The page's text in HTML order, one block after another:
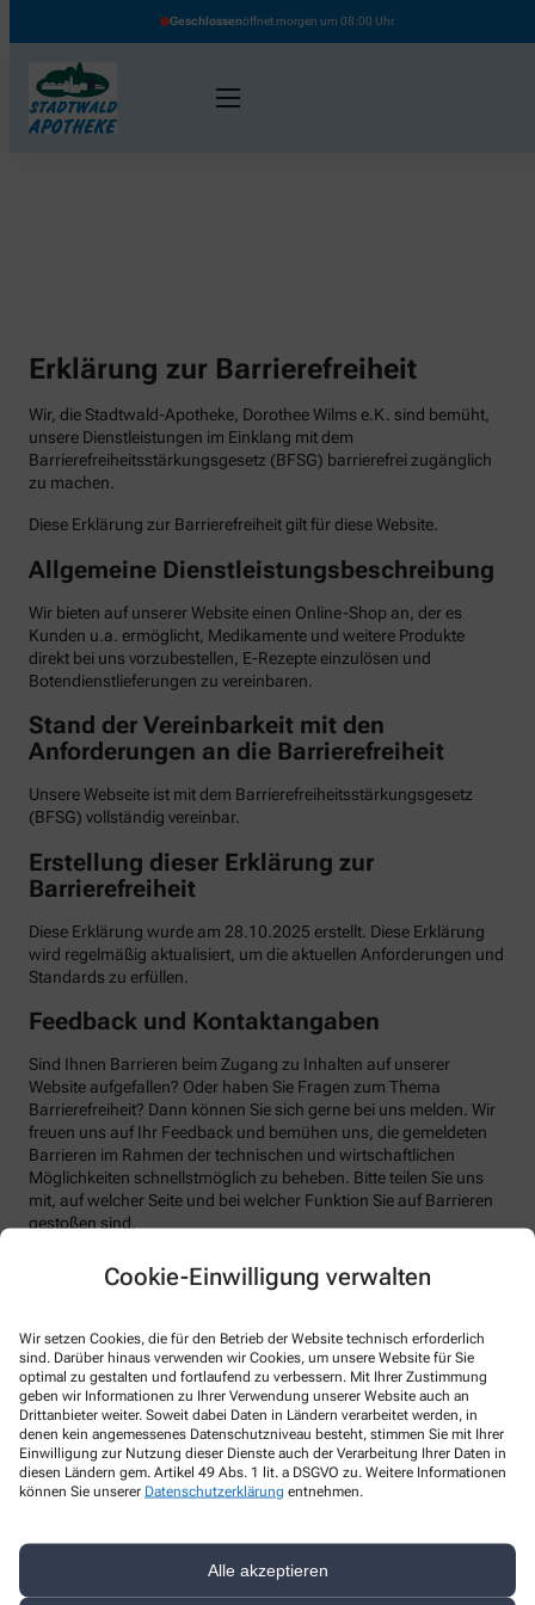
Cookie-Einwilligung verwalten
Wir setzen Cookies, die für den Betrieb der Website technisch erforderlich
sind. Darüber hinaus verwenden wir Cookies, um unsere Website für Sie
optimal zu gestalten und fortlaufend zu verbessern. Mit Ihrer Zustimmung
geben wir Informationen zu Ihrer Verwendung unserer Website auch an
Drittanbieter weiter. Soweit dabei Daten in Ländern verarbeitet werden, in
denen kein angemessenes Datenschutzniveau besteht, stimmen Sie mit Ihrer
Einwilligung zur Nutzung dieser Dienste auch der Verarbeitung Ihrer Daten in
diesen Ländern gem. Artikel 49 Abs. 1 lit. a DSGVO zu. Weitere Informationen
können Sie unserer Datenschutzerklärung entnehmen.
Alle akzeptieren
Geschlossenöffnet morgen um 08:00 Uhr
Erklärung zur Barrierefreiheit
Wir, die Stadtwald-Apotheke, Dorothee Wilms e.K. sind bemüht,
unsere Dienstleistungen im Einklang mit dem
Barrierefreiheitsstärkungsgesetz (BFSG) barrierefrei zugänglich
zu machen.
Diese Erklärung zur Barrierefreiheit gilt für diese Website.
Allgemeine Dienstleistungsbeschreibung
Wir bieten auf unserer Website einen Online-Shop an, der es
Kunden u.a. ermöglicht, Medikamente und weitere Produkte
direkt bei uns vorzubestellen, E-Rezepte einzulösen und
Botendienstlieferungen zu vereinbaren.
Stand der Vereinbarkeit mit den
Anforderungen an die Barrierefreiheit
Unsere Webseite ist mit dem Barrierefreiheitsstärkungsgesetz
(BFSG) vollständig vereinbar.
Erstellung dieser Erklärung zur
Barrierefreiheit
Diese Erklärung wurde am 28.10.2025 erstellt. Diese Erklärung
wird regelmäßig aktualisiert, um die aktuellen Anforderungen und
Standards zu erfüllen.
Feedback und Kontaktangaben
Sind Ihnen Barrieren beim Zugang zu Inhalten auf unserer
Website aufgefallen? Oder haben Sie Fragen zum Thema
Barrierefreiheit? Dann können Sie sich gerne bei uns melden. Wir
freuen uns auf Ihr Feedback und bemühen uns, die gemeldeten
Barrieren im Rahmen der technischen und wirtschaftlichen
Möglichkeiten schnellstmöglich zu beheben. Bitte teilen Sie uns
mit, auf welcher Seite und bei welcher Funktion Sie auf Barrieren
gestoßen sind.
Bitte benutzen sie dafür das vorgesehene Kontaktformular auf
unserer Website. Sie können uns auch über folgende Wege die
E-Mail: stadtwapo@aol.com
Telefon: +49-2041/98 95 45
Telefax: +49-2041/98 95 46
Postanschrift: Kirchhellener Str. 258 46240 Bottrop
Durchsetzungsverfahren und
Sollten Sie auf Mitteilungen oder Anfragen zur Barrierefreiheit
keine zufriedenstellenden Antworten erhalten, können Sie sich an